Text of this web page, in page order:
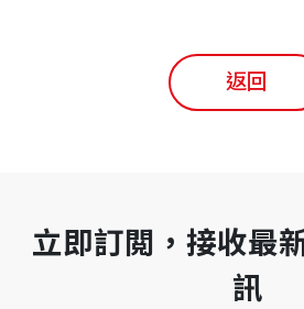
返回
立即訂閲，接收最
訊